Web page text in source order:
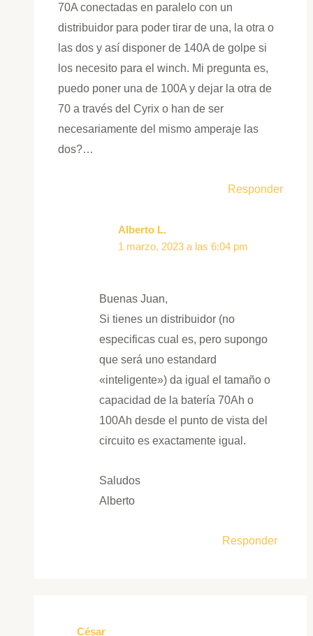
70A conectadas en paralelo con un
distribuidor para poder tirar de una, la otra o
las dos y así disponer de 140A de golpe si
los necesito para el winch. Mi pregunta es,
puedo poner una de 100A y dejar la otra de
70 a través del Cyrix o han de ser
necesariamente del mismo amperaje las
dos?…
Responder
Alberto L.
1 marzo, 2023 a las 6:04 pm
Buenas Juan,
Si tienes un distribuidor (no
especificas cual es, pero supongo
que será uno estandard
«inteligente») da igual el tamaño o
capacidad de la batería 70Ah o
100Ah desde el punto de vista del
circuito es exactamente igual.
Saludos
Alberto
Responder
César